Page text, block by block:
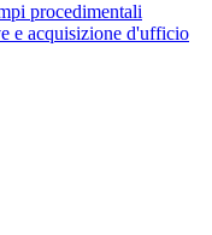
procedimentali
e acquisizione d'ufficio